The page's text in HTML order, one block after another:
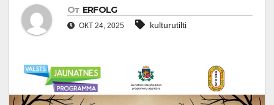
От ERFOLG
ОКТ 24, 2025 kulturutilti